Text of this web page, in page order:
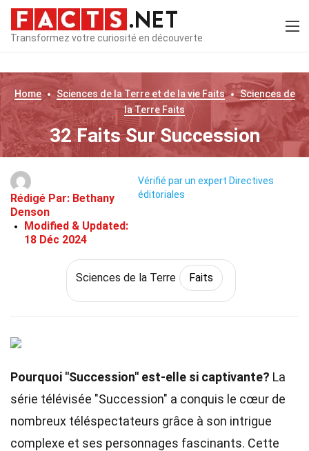
Transformez votre curiosité en découverte
Home Sciences de la Terre et de la vieFaits
Sciences de
la Terre Faits
32 Faits Sur Succession
Rédigé Par: Bethany
Denson
Modified & Updated:
18 Déc 2024
Vérifié par un expert Directives
éditoriales
Sciences de la Terre Faits
Pourquoi "Succession" est-elle si captivante? La
série télévisée "Succession" a conquis le cœur de
nombreux téléspectateurs grâce à son intrigue
complexe et ses personnages fascinants. Cette